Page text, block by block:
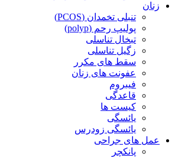
زنان
تنبلی تخمدان (PCOS)
پولیپ رحم (polyp)
تبخال تناسلی
زگیل تناسلی
سقط های مکرر
عفونت های زنان
فیبروم
قاعدگی
کیست ها
یائسگی
یائسگی زودرس
عمل های جراحی
پانکچر